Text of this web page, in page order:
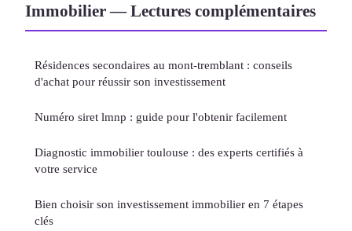
Immobilier — Lectures complémentaires
Résidences secondaires au mont-tremblant : conseils
d'achat pour réussir son investissement
Numéro siret lmnp : guide pour l'obtenir facilement
Diagnostic immobilier toulouse : des experts certifiés à
votre service
Bien choisir son investissement immobilier en 7 étapes
clés